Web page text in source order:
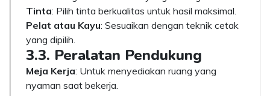
Tinta: Pilih tinta berkualitas untuk hasil maksimal.
Pelat atau Kayu: Sesuaikan dengan teknik cetak
yang dipilih.
3.3. Peralatan Pendukung
Meja Kerja: Untuk menyediakan ruang yang
nyaman saat bekerja.